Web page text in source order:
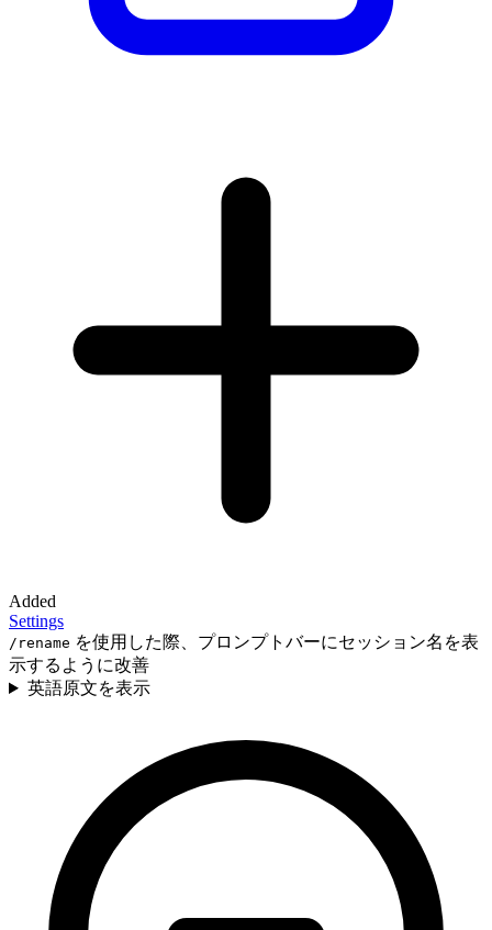
Added
Settings
/rename を使用した際、プロンプトバーにセッション名を表
示するように改善
英語原文を表示